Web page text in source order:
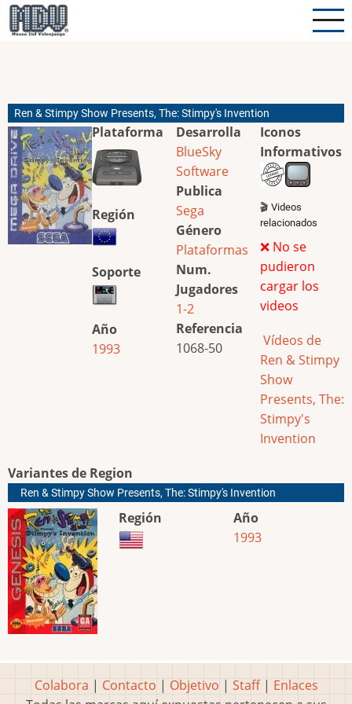
Pasar
al
Ren & Stimpy Show Presents, The: Stimpy's Invention
Plataforma
Región
Soporte
Año
1993
Desarrolla
BlueSky
Software
Publica
Sega
Género
Plataformas
Num.
Jugadores
1-2
Referencia
1068-50
Iconos
Informativos
🎬 Videos
relacionados
❌ No se
pudieron
cargar los
videos
Vídeos de
Ren & Stimpy
Show
Presents, The:
Stimpy's
Invention
Variantes de Region
Ren & Stimpy Show Presents, The: Stimpy's Invention
Región
Año
1993
Colabora | Contacto | Objetivo | Staff| Enlaces